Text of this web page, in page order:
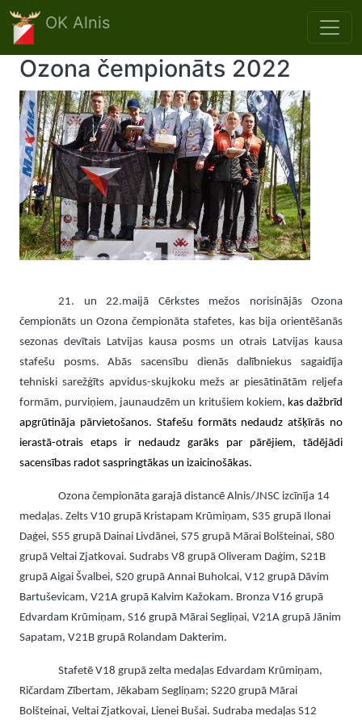
Skip to main content
OK Alnis
Ozona čempionāts 2022
21. un 22.maijā Cērkstes mežos norisinājās Ozona
čempionāts un Ozona čempionāta stafetes, kas bija orientēšanās
sezonas devītais Latvijas kausa posms un otrais Latvijas kausa
stafešu posms. Abās sacensību dienās dalībniekus sagaidīja
tehniski sarežģīts apvidus-skujkoku mežs ar piesātinātām reljefa
formām, purviņiem, jaunaudzēm un kritušiem kokiem, kas dažbrīd
apgrūtināja pārvietošanos. Stafešu formāts nedaudz atšķīrās no
ierastā-otrais etaps ir nedaudz garāks par pārējiem, tādējādi
sacensības radot saspringtākas un izaicinošākas.
Ozona čempionāta garajā distancē Alnis/JNSC izcīnīja 14
medaļas. Zelts V10 grupā Kristapam Krūmiņam, S35 grupā Ilonai
Daģei, S55 grupā Dainai Livdānei, S75 grupā Mārai Bolšteinai, S80
grupā Veltai Zjatkovai. Sudrabs V8 grupā Oliveram Daģim, S21B
grupā Aigai Švalbei, S20 grupā Annai Buholcai, V12 grupā Dāvim
Bartuševicam, V21A grupā Kalvim Kažokam. Bronza V16 grupā
Edvardam Krūmiņam, S16 grupā Mārai Segliņai, V21A grupā Jānim
Sapatam, V21B grupā Rolandam Dakterim.
Stafetē V18 grupā zelta medaļas Edvardam Krūmiņam,
Ričardam Zībertam, Jēkabam Segliņam; S220 grupā Mārai
Bolšteinai, Veltai Zjatkovai, Lienei Bušai. Sudraba medaļas S12